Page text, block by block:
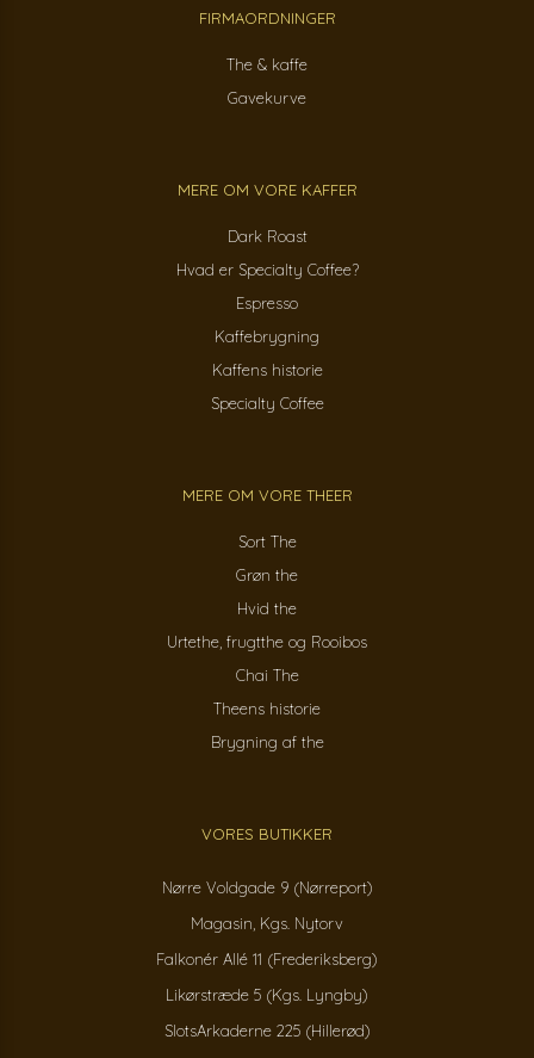
FIRMAORDNINGER
The & kaffe
Gavekurve
MERE OM VORE KAFFER
Dark Roast
Hvad er Specialty Coffee?
Espresso
Kaffebrygning
Kaffens historie
Specialty Coffee
MERE OM VORE THEER
Sort The
Grøn the
Hvid the
Urtethe, frugtthe og Rooibos
Chai The
Theens historie
Brygning af the
VORES BUTIKKER
Nørre Voldgade 9 (Nørreport)
Magasin, Kgs. Nytorv
Falkonér Allé 11 (Frederiksberg)
Likørstræde 5 (Kgs. Lyngby)
SlotsArkaderne 225 (Hillerød)